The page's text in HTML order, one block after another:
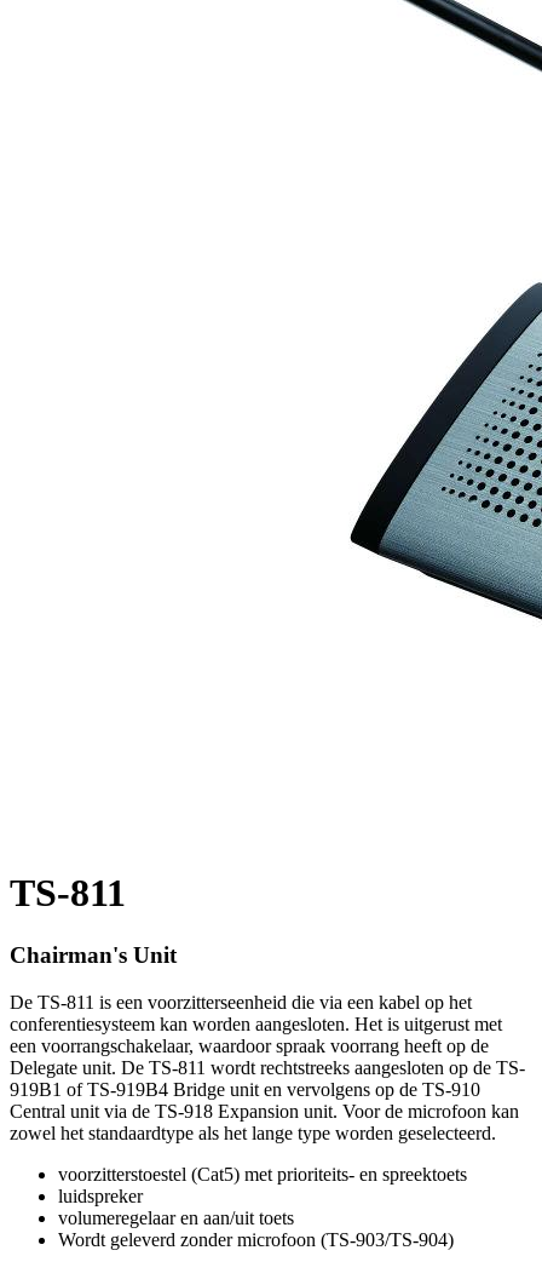
TS-811
Chairman's Unit
De TS-811 is een voorzitterseenheid die via een kabel op het
conferentiesysteem kan worden aangesloten. Het is uitgerust met
een voorrangschakelaar, waardoor spraak voorrang heeft op de
Delegate unit. De TS-811 wordt rechtstreeks aangesloten op de TS-
919B1 of TS-919B4 Bridge unit en vervolgens op de TS-910
Central unit via de TS-918 Expansion unit. Voor de microfoon kan
zowel het standaardtype als het lange type worden geselecteerd.
voorzitterstoestel (Cat5) met prioriteits- en spreektoets
luidspreker
volumeregelaar en aan/uit toets
Wordt geleverd zonder microfoon (TS-903/TS-904)